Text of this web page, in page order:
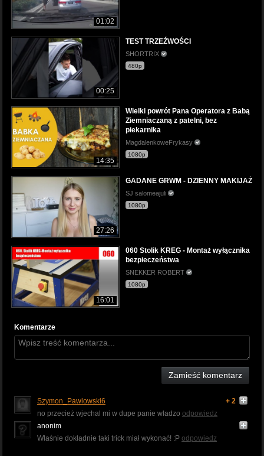
01:02
00:25
TEST TRZEŹWOŚCI
SHORTRIX
480p
14:35
Wielki powrót Pana Operatora z Babą
Ziemniaczaną z patelni, bez
piekarnika
MagdalenkoweFrykasy
1080p
27:26
GADANE GRWM - DZIENNY MAKIJAŻ
SJ salomeajuli
1080p
16:01
060 Stolik KREG - Montaż wyłącznika
bezpieczeństwa
SNEKKER ROBERT
1080p
Komentarze
Zamieść komentarz
Szymon_Pawlowski6
+ 2
no przecież wjechal mi w dupe panie władzo odpowiedz
anonim
Właśnie dokładnie taki trick miał wykonać! :P odpowiedz